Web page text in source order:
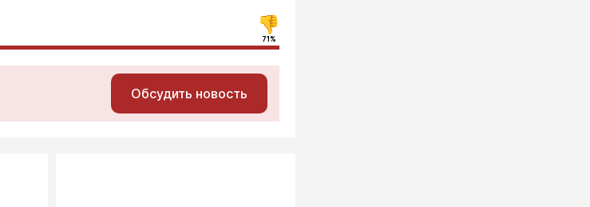
71%
Обсудить новость